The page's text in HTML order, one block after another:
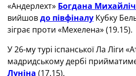
«Андерлехт» Богдана
вийшовдо півфіналу Кубку
зіграє проти «Мехелена» (19.15).
У 26-му турі іспанської Ла Ліги
мадридському дербі
Луніна (17.15).